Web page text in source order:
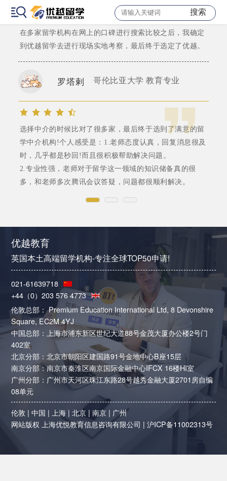
搜索
“预则立，不预则废”，大二我就开始关心申硕的信息开始
选择留学机构。
在多家留学机构在网上的口碑进行搜索比较之后，我确定
到优越留学去进行现场实地考察，最后终于选定了优越。
罗塔剌 哥伦比亚大学 教育专业
选择中介的时候比对了很多家，最后终于选到了满意的留
学中介机构!个人感受是：1.老师态度认真，回复消息很及
时，几乎都是秒回!而且很积极帮助解决问题。
2.专业性强，老师对于留学这一领域的知识储备真的很
多，和老师多次腾讯会议答疑，问题都很顺利解决。
优越教育
英国本土高端留学机构-专注全球TOP50申请!
021-61639718
+44（0）203 576 4773
伦敦总部： Premium Education International Ltd, 8 Devonshire
Square, EC2M 4YJ
中国总部：上海市浦东新区世纪大道88号金茂大厦办公楼2号门
402室
北京分部：北京市朝阳区建国路91号金地中心B座15层
南京分部：南京市秦淮区南京国际金融中心IFCX 16楼HI室
广州分部：广州市天河区珠江东路28号越秀金融大厦2701房自编
08单元
伦敦 |中国 |上海 |北京 |南京 | 广州
网站版权 上海优悦教育信息咨询有限公司 |沪ICP备11002313号